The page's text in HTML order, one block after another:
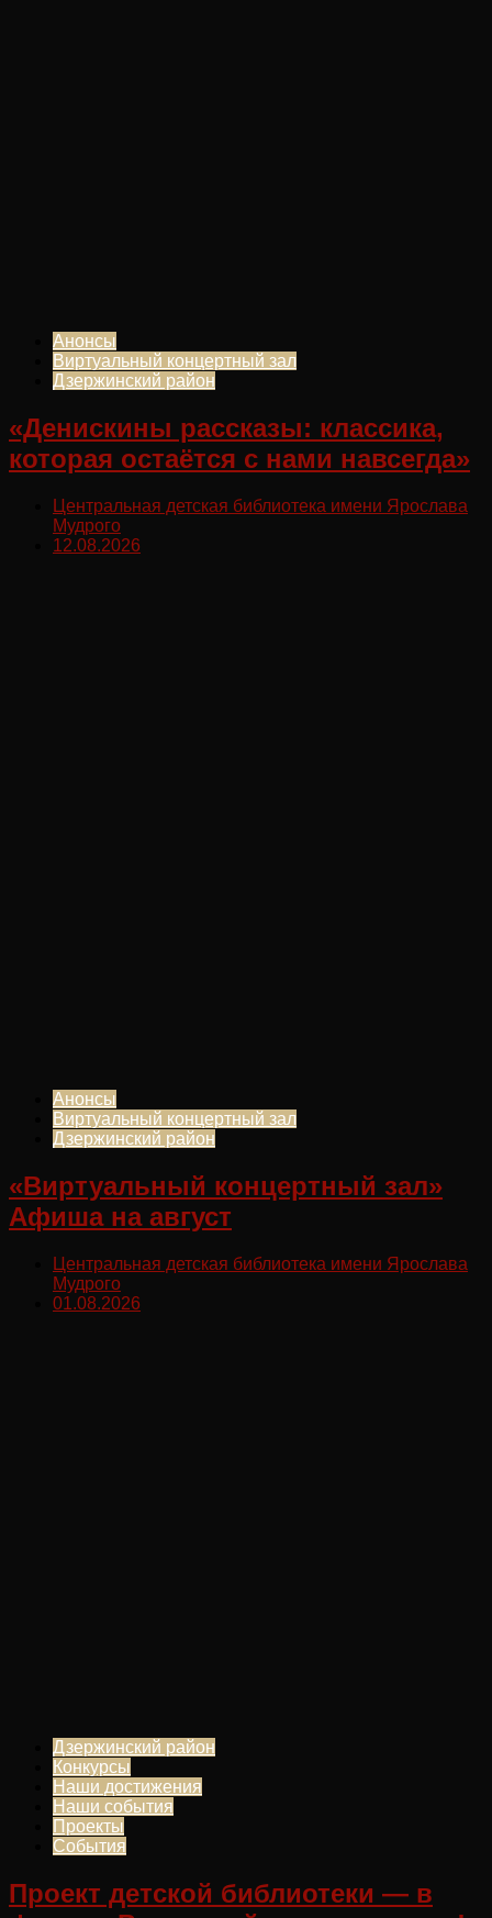
Анонсы
Виртуальный концертный зал
Дзержинский район
«Денискины рассказы: классика,
которая остаётся с нами навсегда»
Центральная детская библиотека имени Ярослава
Мудрого
12.08.2026
Анонсы
Виртуальный концертный зал
Дзержинский район
«Виртуальный концертный зал»
Афиша на август
Центральная детская библиотека имени Ярослава
Мудрого
01.08.2026
Дзержинский район
Конкурсы
Наши достижения
Наши события
Проекты
События
Проект детской библиотеки — в